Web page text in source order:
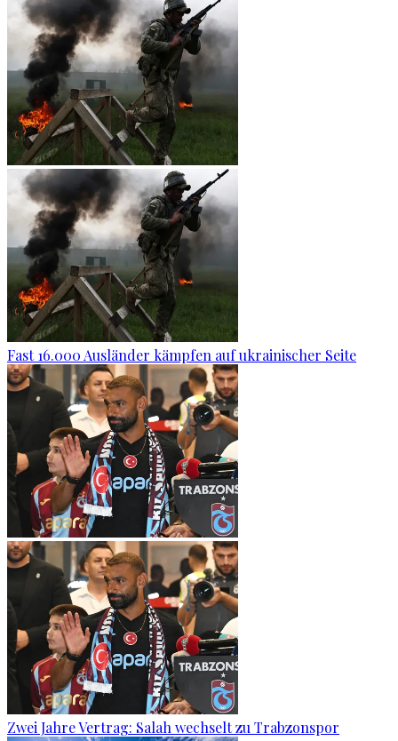
Fast 16.000 Ausländer kämpfen auf ukrainischer Seite
Zwei Jahre Vertrag: Salah wechselt zu Trabzonspor